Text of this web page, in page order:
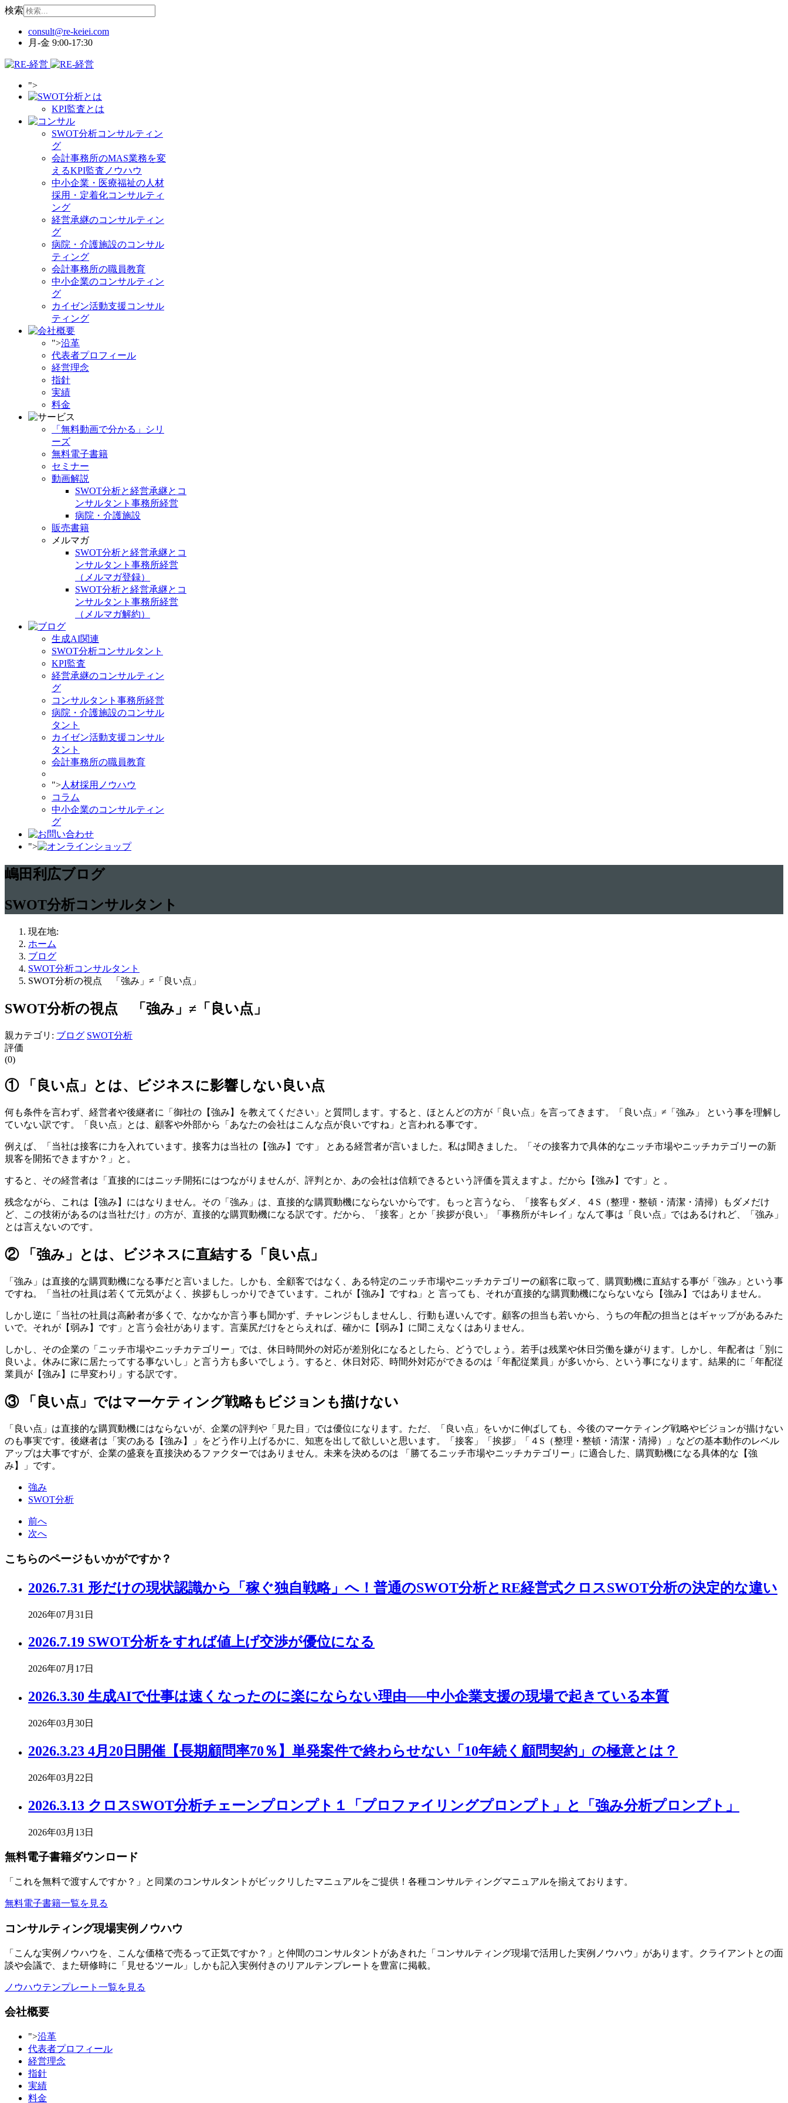
検索
月-金 9:00-17:30
">
KPI監査とは
SWOT分析コンサルティン
グ
会計事務所のMAS業務を変
えるKPI監査ノウハウ
中小企業・医療福祉の人材
採用・定着化コンサルティ
ング
経営承継のコンサルティン
グ
病院・介護施設のコンサル
ティング
会計事務所の職員教育
中小企業のコンサルティン
グ
カイゼン活動支援コンサル
ティング
">沿革
代表者プロフィール
経営理念
指針
実績
料金
「無料動画で分かる」シリ
ーズ
無料電子書籍
セミナー
動画解説
SWOT分析と経営承継とコ
ンサルタント事務所経営
病院・介護施設
販売書籍
メルマガ
SWOT分析と経営承継とコ
ンサルタント事務所経営
（メルマガ登録）
SWOT分析と経営承継とコ
ンサルタント事務所経営
（メルマガ解約）
生成AI関連
SWOT分析コンサルタント
KPI監査
経営承継のコンサルティン
グ
コンサルタント事務所経営
病院・介護施設のコンサル
タント
カイゼン活動支援コンサル
タント
会計事務所の職員教育
">人材採用ノウハウ
コラム
中小企業のコンサルティン
グ
">
嶋田利広ブログ
SWOT分析コンサルタント
現在地:
ホーム
ブログ
SWOT分析コンサルタント
SWOT分析の視点 「強み」≠「良い点」
SWOT分析の視点 「強み」≠「良い点」
親カテゴリ: ブログ SWOT分析
評価
(0)
① 「良い点」とは、ビジネスに影響しない良い点
何も条件を言わず、経営者や後継者に「御社の【強み】を教えてください」と質問します。すると、ほとんどの方が「良い点」を言ってきます。「良い点」≠「強み」 という事を理解し
ていない訳です。「良い点」とは、顧客や外部から「あなたの会社はこんな点が良いですね」と言われる事です。
例えば、「当社は接客に力を入れています。接客力は当社の【強み】です」 とある経営者が言いました。私は聞きました。「その接客力で具体的なニッチ市場やニッチカテゴリーの新
規客を開拓できますか？」と。
すると、その経営者は「直接的にはニッチ開拓にはつながりませんが、評判とか、あの会社は信頼できるという評価を貰えますよ。だから【強み】です」と 。
残念ながら、これは【強み】にはなりません。その「強み」は、直接的な購買動機にならないからです。もっと言うなら、「接客もダメ、４S（整理・整頓・清潔・清掃）もダメだけ
ど、この技術があるのは当社だけ」の方が、直接的な購買動機になる訳です。だから、「接客」とか「挨拶が良い」「事務所がキレイ」なんて事は「良い点」ではあるけれど、「強み」
とは言えないのです。
② 「強み」とは、ビジネスに直結する「良い点」
「強み」は直接的な購買動機になる事だと言いました。しかも、全顧客ではなく、ある特定のニッチ市場やニッチカテゴリーの顧客に取って、購買動機に直結する事が「強み」という事
ですね。「当社の社員は若くて元気がよく、挨拶もしっかりできています。これが【強み】ですね」と 言っても、それが直接的な購買動機にならないなら【強み】ではありません。
しかし逆に「当社の社員は高齢者が多くで、なかなか言う事も聞かず、チャレンジもしませんし、行動も遅いんです。顧客の担当も若いから、うちの年配の担当とはギャップがあるみた
いで。それが【弱み】です」と言う会社があります。言葉尻だけをとらえれば、確かに【弱み】に聞こえなくはありません。
しかし、その企業の「ニッチ市場やニッチカテゴリー」では、休日時間外の対応が差別化になるとしたら、どうでしょう。若手は残業や休日労働を嫌がります。しかし、年配者は「別に
良いよ。休みに家に居たってする事ないし」と言う方も多いでしょう。すると、休日対応、時間外対応ができるのは「年配従業員」が多いから、という事になります。結果的に「年配従
業員が【強み】に早変わり」する訳です。
③ 「良い点」ではマーケティング戦略もビジョンも描けない
「良い点」は直接的な購買動機にはならないが、企業の評判や「見た目」では優位になります。ただ、「良い点」をいかに伸ばしても、今後のマーケティング戦略やビジョンが描けない
のも事実です。後継者は「実のある【強み】」をどう作り上げるかに、知恵を出して欲しいと思います。「接客」「挨拶」「４S（整理・整頓・清潔・清掃）」などの基本動作のレベル
アップは大事ですが、企業の盛衰を直接決めるファクターではありません。未来を決めるのは 「勝てるニッチ市場やニッチカテゴリー」に適合した、購買動機になる具体的な【強
み】」です。
強み
SWOT分析
前へ
次へ
こちらのページもいかがですか？
2026.7.31 形だけの現状認識から「稼ぐ独自戦略」へ！普通のSWOT分析とRE経営式クロスSWOT分析の決定的な違い
2026年07月31日
2026.7.19 SWOT分析をすれば値上げ交渉が優位になる
2026年07月17日
2026.3.30 生成AIで仕事は速くなったのに楽にならない理由──中小企業支援の現場で起きている本質
2026年03月30日
2026.3.23 4月20日開催【長期顧問率70％】単発案件で終わらせない「10年続く顧問契約」の極意とは？
2026年03月22日
2026.3.13 クロスSWOT分析チェーンプロンプト１「プロファイリングプロンプト」と「強み分析プロンプト」
2026年03月13日
無料電子書籍ダウンロード
「これを無料で渡すんですか？」と同業のコンサルタントがビックリしたマニュアルをご提供！各種コンサルティングマニュアルを揃えております。
無料電子書籍一覧を見る
コンサルティング現場実例ノウハウ
「こんな実例ノウハウを、こんな価格で売るって正気ですか？」と仲間のコンサルタントがあきれた「コンサルティング現場で活用した実例ノウハウ」があります。クライアントとの面
談や会議で、また研修時に「見せるツール」しかも記入実例付きのリアルテンプレートを豊富に掲載。
ノウハウテンプレート一覧を見る
会社概要
">沿革
代表者プロフィール
経営理念
指針
実績
料金